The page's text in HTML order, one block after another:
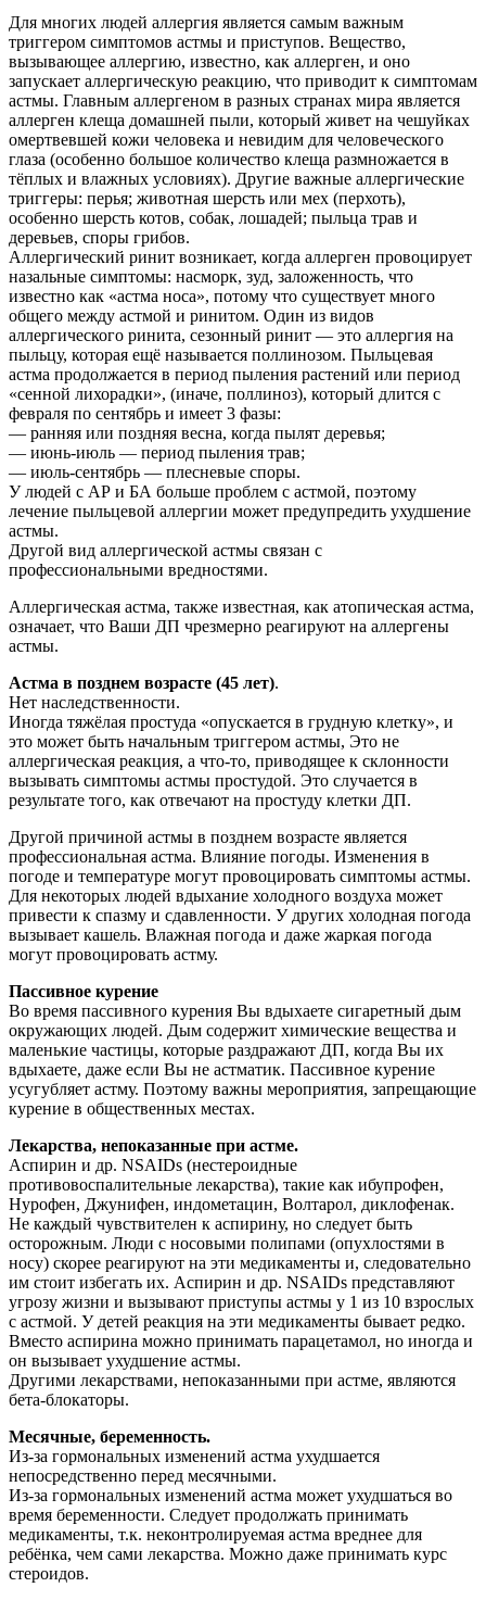
Для многих людей аллергия является самым важным
триггером симптомов астмы и приступов. Вещество,
вызывающее аллергию, известно, как аллерген, и оно
запускает аллергическую реакцию, что приводит к симптомам
астмы. Главным аллергеном в разных странах мира является
аллерген клеща домашней пыли, который живет на чешуйках
омертвевшей кожи человека и невидим для человеческого
глаза (особенно большое количество клеща размножается в
тёплых и влажных условиях). Другие важные аллергические
триггеры: перья; животная шерсть или мех (перхоть),
особенно шерсть котов, собак, лошадей; пыльца трав и
деревьев, споры грибов.
Аллергический ринит возникает, когда аллерген провоцирует
назальные симптомы: насморк, зуд, заложенность, что
известно как «астма носа», потому что существует много
общего между астмой и ринитом. Один из видов
аллергического ринита, сезонный ринит — это аллергия на
пыльцу, которая ещё называется поллинозом. Пыльцевая
астма продолжается в период пыления растений или период
«сенной лихорадки», (иначе, поллиноз), который длится с
февраля по сентябрь и имеет 3 фазы:
— ранняя или поздняя весна, когда пылят деревья;
— июнь-июль — период пыления трав;
— июль-сентябрь — плесневые споры.
У людей с АР и БА больше проблем с астмой, поэтому
лечение пыльцевой аллергии может предупредить ухудшение
астмы.
Другой вид аллергической астмы связан с
профессиональными вредностями.
Аллергическая астма, также известная, как атопическая астма,
означает, что Ваши ДП чрезмерно реагируют на аллергены
астмы.
Астма в позднем возрасте (45 лет).
Нет наследственности.
Иногда тяжёлая простуда «опускается в грудную клетку», и
это может быть начальным триггером астмы, Это не
аллергическая реакция, а что-то, приводящее к склонности
вызывать симптомы астмы простудой. Это случается в
результате того, как отвечают на простуду клетки ДП.
Другой причиной астмы в позднем возрасте является
профессиональная астма. Влияние погоды. Изменения в
погоде и температуре могут провоцировать симптомы астмы.
Для некоторых людей вдыхание холодного воздуха может
привести к спазму и сдавленности. У других холодная погода
вызывает кашель. Влажная погода и даже жаркая погода
могут провоцировать астму.
Пассивное курение
Во время пассивного курения Вы вдыхаете сигаретный дым
окружающих людей. Дым содержит химические вещества и
маленькие частицы, которые раздражают ДП, когда Вы их
вдыхаете, даже если Вы не астматик. Пассивное курение
усугубляет астму. Поэтому важны мероприятия, запрещающие
курение в общественных местах.
Лекарства, непоказанные при астме.
Аспирин и др. NSAIDs (нестероидные
противовоспалительные лекарства), такие как ибупрофен,
Нурофен, Джунифен, индометацин, Волтарол, диклофенак.
Не каждый чувствителен к аспирину, но следует быть
осторожным. Люди с носовыми полипами (опухлостями в
носу) скорее реагируют на эти медикаменты и, следовательно
им стоит избегать их. Аспирин и др. NSAIDs представляют
угрозу жизни и вызывают приступы астмы у 1 из 10 взрослых
с астмой. У детей реакция на эти медикаменты бывает редко.
Вместо аспирина можно принимать парацетамол, но иногда и
он вызывает ухудшение астмы.
Другими лекарствами, непоказанными при астме, являются
бета-блокаторы.
Месячные, беременность.
Из-за гормональных изменений астма ухудшается
непосредственно перед месячными.
Из-за гормональных изменений астма может ухудшаться во
время беременности. Следует продолжать принимать
медикаменты, т.к. неконтролируемая астма вреднее для
ребёнка, чем сами лекарства. Можно даже принимать курс
стероидов.